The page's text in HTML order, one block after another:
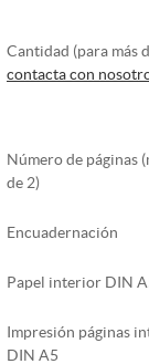
Cantidad (para más
contacta con
Número de páginas
de 2)
Encuadernación
Papel interior DIN
Impresión páginas
DIN A5